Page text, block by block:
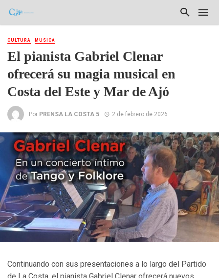
CULTURA MÚSICA
El pianista Gabriel Clenar
ofrecerá su magia musical en
Costa del Este y Mar de Ajó
Por PRENSA LA COSTA 5 2 de febrero de 2026
Continuando con sus presentaciones a lo largo del Partido